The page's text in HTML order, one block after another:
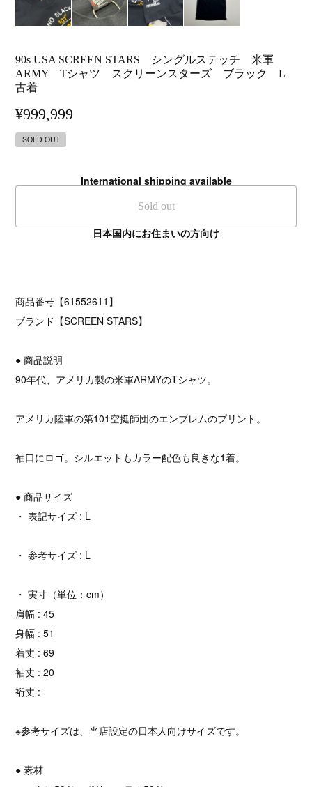
90s USA SCREEN STARS シングルステッチ 米軍
ARMY Tシャツ スクリーンスターズ ブラック L
古着
¥999,999
SOLD OUT
International shipping available
Sold out
日本国内にお住まいの方向け
商品番号【61552611】
ブランド【SCREEN STARS】
● 商品説明
90年代、アメリカ製の米軍ARMYのTシャツ。
アメリカ陸軍の第101空挺師団のエンブレムのプリント。
袖口にロゴ。シルエットもカラー配色も良きな1着。
● 商品サイズ
・ 表記サイズ : L
・ 参考サイズ : L
・ 実寸（単位：cm）
肩幅 : 45
身幅 : 51
着丈 : 69
袖丈 : 20
裄丈 :
※参考サイズは、当店設定の日本人向けサイズです。
● 素材